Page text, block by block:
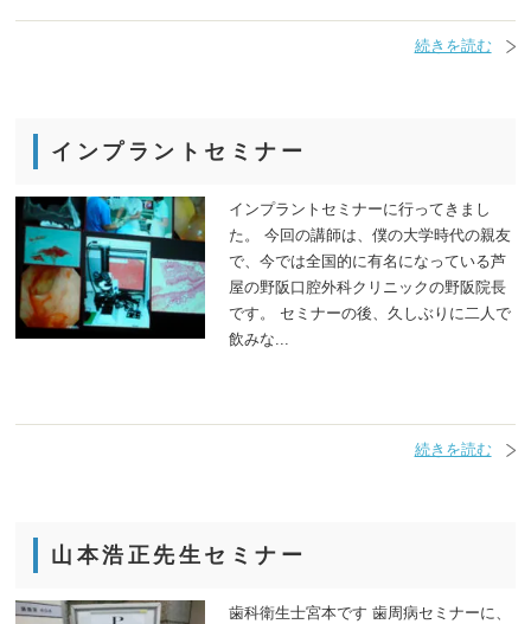
続きを読む
インプラントセミナー
インプラントセミナーに行ってきまし
た。 今回の講師は、僕の大学時代の親友
で、今では全国的に有名になっている芦
屋の野阪口腔外科クリニックの野阪院長
です。 セミナーの後、久しぶりに二人で
飲みな...
続きを読む
山本浩正先生セミナー
歯科衛生士宮本です 歯周病セミナーに、